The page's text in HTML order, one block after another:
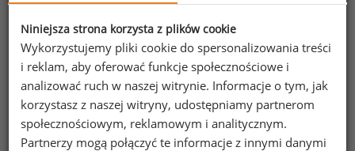
jego pomocą sprawdzić raporty dla
pozostałych.
Wykorzystaj kod
Aby otrzymać darmowy kod dostępu weź udział
wOgólnopolskim Badaniu Wynagrodzeń.
Niniejsza strona korzysta z plików cookie
Wykorzystujemy pliki cookie do spersonalizowania treści
i reklam, aby oferować funkcje społecznościowe i
analizować ruch w naszej witrynie. Informacje o tym, jak
korzystasz z naszej witryny, udostępniamy partnerom
społecznościowym, reklamowym i analitycznym.
Partnerzy mogą połączyć te informacje z innymi danymi